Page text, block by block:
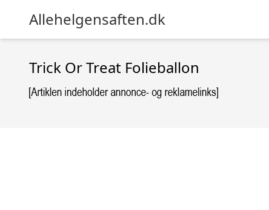
Allehelgensaften.dk
Trick Or Treat Folieballon